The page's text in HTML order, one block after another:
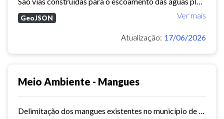
Ver mais
GeoJSON
Atualização: 17/06/2026
Meio Ambiente - Mangues